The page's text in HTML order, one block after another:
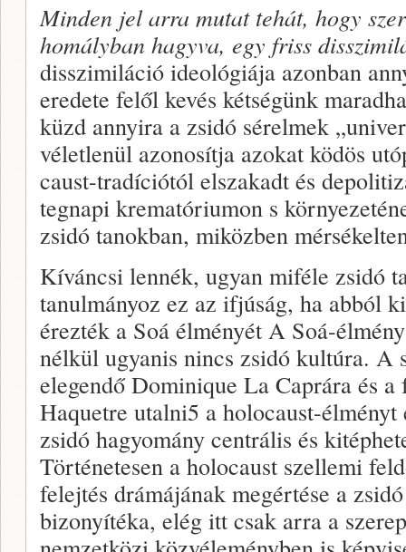
Minden jel arra mutat tehát, hogy
homályban hagyva, egy friss
disszimiláció ideológiája azonban
eredete felől kevés kétségünk
küzd annyira a zsidó sérelmek
véletlenül azonosítja azo­kat ködös
caust-tradíciótól elszakadt és
tegnapi krema­tóriumon s
zsidó tanokban, miközben
Kíváncsi lennék, ugyan miféle zsidó
tanulmányoz ez az ifjúság, ha abból
érezték a Soá élményét A Soá-
nélkül ugyan­is nincs zsidó kultúra. A
elegendő Dominique La Caprára és
Haquetre utalni5 a ho­locaust-élményt
zsidó hagyomány centrális és
Történetesen a ho­locaust szellemi
felejtés drámájának megértése a
bizonyítéka, elég itt csak arra a